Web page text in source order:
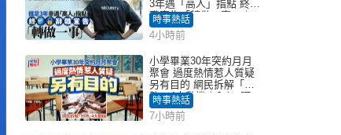
3年遇「高人」指點 終辭
職宣告「轉做一事」｜
Juicy叮
時事熱話
4小時前
小學畢業30年突約月月
聚會 過度熱情惹人質疑
另有目的 網民拆解「扮
熟」4大動機｜Juicy叮
時事熱話
7小時前